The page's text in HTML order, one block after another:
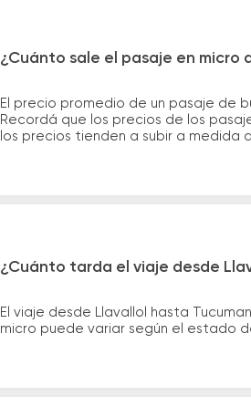
¿Cuánto sale el pasaje en micro
El precio promedio de un pasaje de
Recordá que los precios de los
los precios tienden a subir a
¿Cuánto tarda el viaje desde
El viaje desde Llavallol hasta
micro puede variar según el estado